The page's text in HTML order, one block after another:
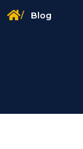
Blog